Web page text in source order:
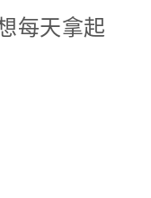
每天拿起